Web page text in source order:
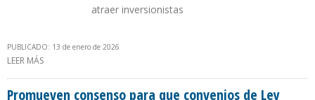
atraer inversionistas
PUBLICADO: 13 de enero de 2026
LEER MÁS
HIDROCARBUROS”
Promueven consenso para que convenios de Ley